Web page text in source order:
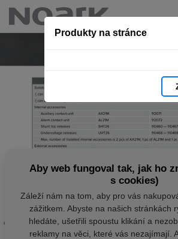
Produkty na stránce
Aby web fungoval tak, jak ho
s cookies)
Záleží nám na tom, aby pro vás
zážitkem. Abyste na našich stránkách
hledáte, ušetřili spoustu klikání a
reklamy na věci, které vás nezajímají.